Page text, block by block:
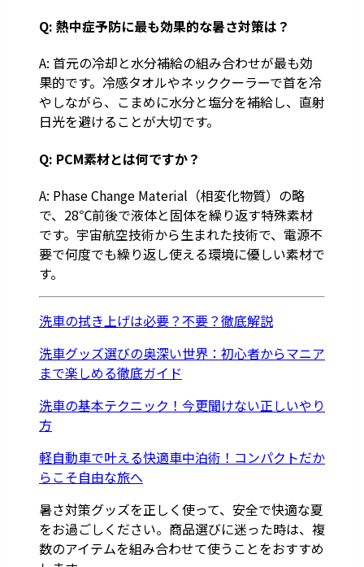
Q: 熱中症予防に最も効果的な暑さ対策は？
A: 首元の冷却と水分補給の組み合わせが最も効
果的です。冷感タオルやネッククーラーで首を冷
やしながら、こまめに水分と塩分を補給し、直射
日光を避けることが大切です。
Q: PCM素材とは何ですか？
A: Phase Change Material（相変化物質）の略
で、28℃前後で液体と固体を繰り返す特殊素材
です。宇宙航空技術から生まれた技術で、電源不
要で何度でも繰り返し使える環境に優しい素材で
す。
洗車の拭き上げは必要？不要？徹底解説
洗車グッズ選びの奥深い世界：初心者からマニア
まで楽しめる徹底ガイド
洗車の基本テクニック！今更聞けない正しいやり
方
軽自動車で叶える快適車中泊術！コンパクトだか
らこそ自由な旅へ
暑さ対策グッズを正しく使って、安全で快適な夏
をお過ごしください。商品選びに迷った時は、複
数のアイテムを組み合わせて使うことをおすすめ